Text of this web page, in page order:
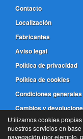
Contacto
Localización
Fabricantes
Aviso legal
Política de privacidad
Política de cookies
Condiciones
Cambios y
Utilizamos cookies
nuestros servicios en
navegación (por ejemplo,